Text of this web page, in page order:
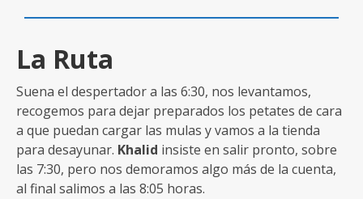
La Ruta
Suena el despertador a las 6:30, nos levantamos,
recogemos para dejar preparados los petates de cara
a que puedan cargar las mulas y vamos a la tienda
para desayunar. Khalid insiste en salir pronto, sobre
las 7:30, pero nos demoramos algo más de la cuenta,
al final salimos a las 8:05 horas.